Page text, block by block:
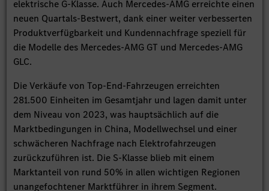
elektrische G-Klasse. Auch Mercedes-AMG erreichte einen
neuen Quartals-Bestwert, dank einer weiter verbesserten
Produktverfügbarkeit und Kundennachfrage speziell für
die Modelle des Mercedes-AMG GT und Mercedes-AMG
GLC.
Die Verkäufe von Top-End-Fahrzeugen erreichten
281.500 Einheiten im Gesamtjahr und lagen damit unter
dem Niveau von 2023, was hauptsächlich auf die
Marktbedingungen in China, Modellwechsel und einer
schwächeren Nachfrage nach Elektrofahrzeugen
zurückzuführen ist. Die S-Klasse blieb mit einem
Marktanteil von rund 50% in allen wichtigen Regionen
unangefochtener Marktführer in ihrem Segment.